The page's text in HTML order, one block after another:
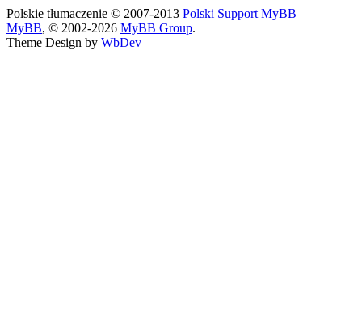
Polskie tłumaczenie © 2007-2013 Polski Support MyBB
MyBB, © 2002-2026 MyBB Group.
Theme Design by WbDev